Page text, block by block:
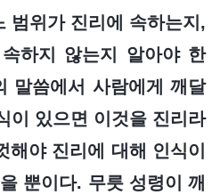
범위가 진리에 속하는지,
하지 않는지 알아야 한
말씀에서 사람에게 깨달
이 있으면 이것을 진리라
해야 진리에 대해 인식이
뿐이다. 무릇 성령이 깨